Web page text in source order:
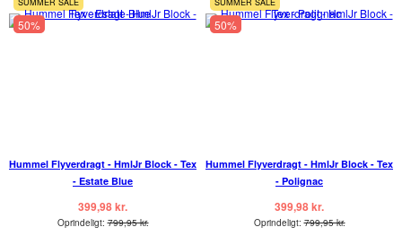
SUMMER SALE
50%
Hummel Flyverdragt - HmlJr Block - Tex
- Estate Blue
399,98 kr.
Oprindeligt:799,95 kr.
SUMMER SALE
50%
Hummel Flyverdragt - HmlJr Block - Tex
- Polignac
399,98 kr.
Oprindeligt:799,95 kr.